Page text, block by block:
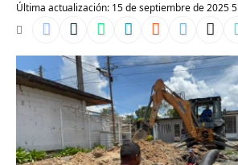
Última actualización: 15 de septiembre de 2025